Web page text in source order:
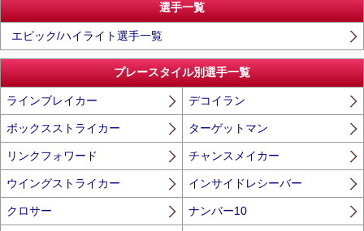
選手一覧
エピック/ハイライト選手一覧
プレースタイル別選手一覧
ラインブレイカー デコイラン
ボックスストライカー ターゲットマン
リンクフォワード チャンスメイカー
ウイングストライカー インサイドレシーバー
クロサー ナンバー10